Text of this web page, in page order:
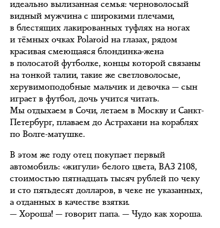
идеально вылизанная семья: черноволосый
видный мужчина с широкими плечами,
в блестящих лакированных туфлях на ногах
и тёмных очках Polaroid на глазах, рядом
красивая смеющаяся блондинка-жена
в полосатой футболке, концы которой связаны
на тонкой талии, такие же светловолосые,
херувимоподобные мальчик и девочка — сын
играет в футбол, дочь учится читать.
Мы отдыхаем в Сочи, летаем в Москву и Санкт-
Петербург, плаваем до Астрахани на кораблях
по Волге-матушке.
В этом же году отец покупает первый
автомобиль: «жигули» белого цвета, ВАЗ 2108,
стоимостью пятнадцать тысяч рублей по чеку
и сто пятьдесят долларов, в чеке не указанных,
а отданных в качестве взятки.
— Хороша! — говорит папа. — Чудо как хороша.